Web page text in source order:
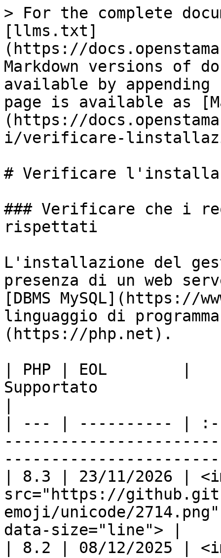
> For the complete
[llms.txt]
(https://
Markdown versions of
available by
page is available as
(https://
i/verificare-
# Verificare
### Verificare che i
rispettati
L'installazione del
presenza di un web
[DBMS MySQL](https://
linguaggio di
(https://php.net).
| PHP | EOL        |
Supportato
| --- | ---------- |
| 8.3 | 23/11/2026 |
src="https://
emoji/unicode/
data-size="line"> |
| 8.2 | 08/12/2025 |